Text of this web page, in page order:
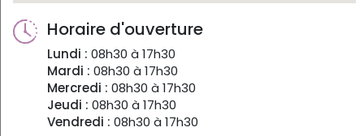
Horaire d'ouverture
Lundi : 08h30 à 17h30
Mardi : 08h30 à 17h30
Mercredi : 08h30 à 17h30
Jeudi : 08h30 à 17h30
Vendredi : 08h30 à 17h30